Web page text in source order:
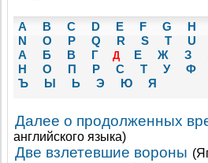
A B C D E F G H
N
O P Q R S T U
А
Б В Г Д Е Ж З
Н
О П Р С Т У Ф
Ъ
Ы Ь Э Ю Я
Далее о продолженных
английского языка)
Две взлетевшие вороны